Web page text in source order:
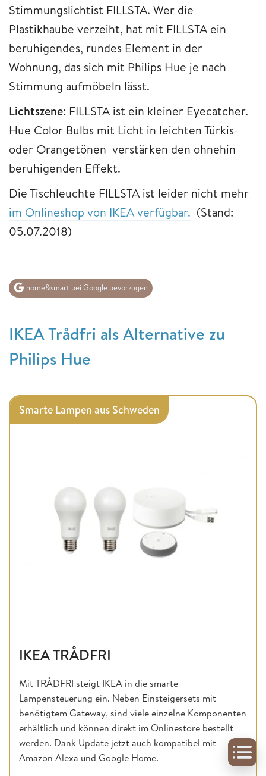
Stimmungslichtist FILLSTA. Wer die
Plastikhaube verzeiht, hat mit FILLSTA ein
beruhigendes, rundes Element in der
Wohnung, das sich mit Philips Hue je nach
Stimmung aufmöbeln lässt.
Lichtszene: FILLSTA ist ein kleiner Eyecatcher.
Hue Color Bulbs mit Licht in leichten Türkis-
oder Orangetönen verstärken den ohnehin
beruhigenden Effekt.
Die Tischleuchte FILLSTA ist leider nicht mehr
im Onlineshop von IKEA verfügbar. (Stand:
05.07.2018)
home&smart bei Google bevorzugen
IKEA Trådfri als Alternative zu
Philips Hue
Smarte Lampen aus Schweden
IKEA TRÅDFRI
Mit TRÅDFRI steigt IKEA in die smarte
Lampensteuerung ein. Neben Einsteigersets mit
benötigtem Gateway, sind viele einzelne Komponenten
erhältlich und können direkt im Onlinestore bestellt
werden. Dank Update jetzt auch kompatibel mit
Amazon Alexa und Google Home.